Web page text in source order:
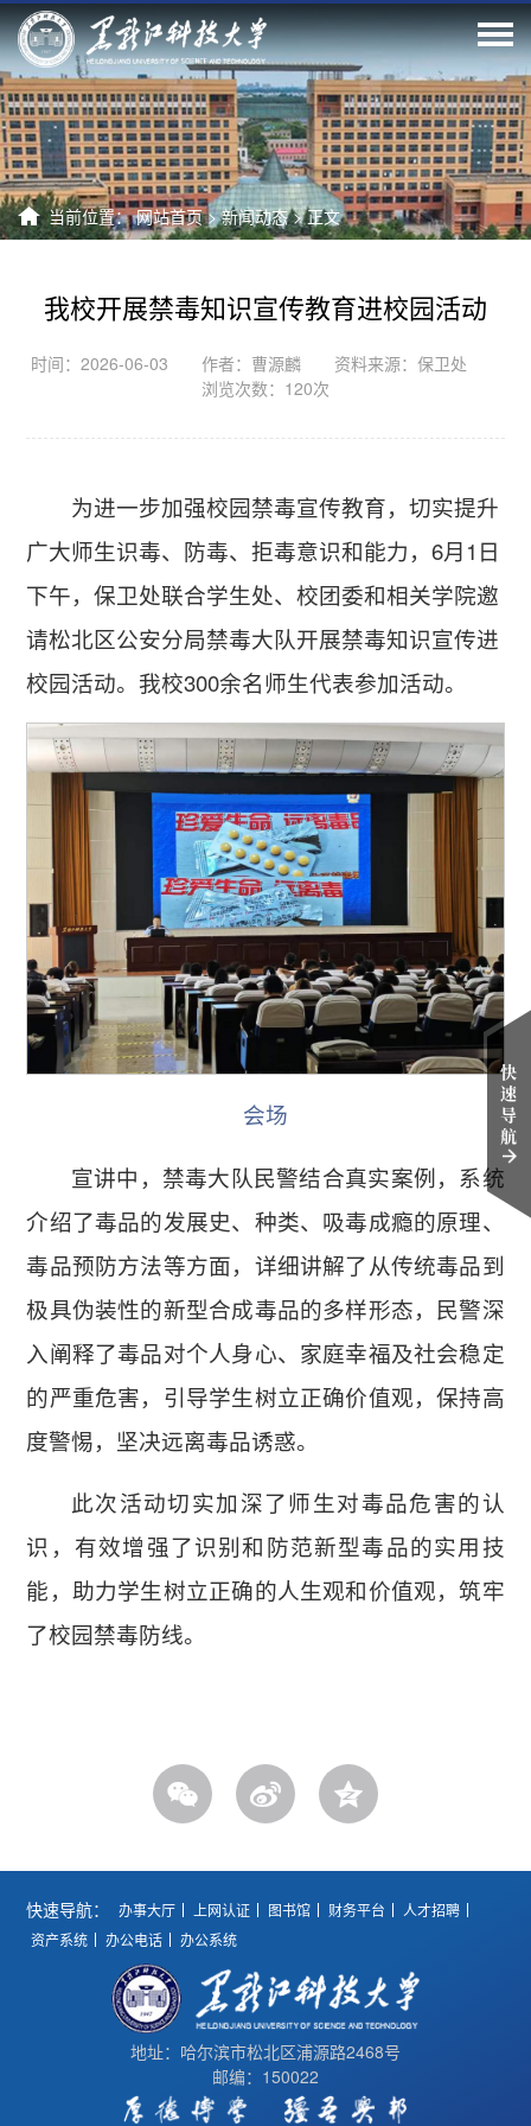
当前位置：网站首页>新闻动态>正文
我校开展禁毒知识宣传教育进校园活动
时间：2026-06-03 作者：曹源麟 资料来源：保卫处
浏览次数： 120次
为进一步加强校园禁毒宣传教育，切实提升
广大师生识毒、防毒、拒毒意识和能力，6月1日
下午，保卫处联合学生处、校团委和相关学院邀
请松北区公安分局禁毒大队开展禁毒知识宣传进
校园活动。我校300余名师生代表参加活动。
会场
宣讲中，禁毒大队民警结合真实案例，系统
介绍了毒品的发展史、种类、吸毒成瘾的原理、
毒品预防方法等方面，详细讲解了从传统毒品到
极具伪装性的新型合成毒品的多样形态，民警深
入阐释了毒品对个人身心、家庭幸福及社会稳定
的严重危害，引导学生树立正确价值观，保持高
度警惕，坚决远离毒品诱惑。
此次活动切实加深了师生对毒品危害的认
识，有效增强了识别和防范新型毒品的实用技
能，助力学生树立正确的人生观和价值观，筑牢
了校园禁毒防线。
快速导航： 办事大厅 上网认证 图书馆 财务平台
人才招聘
资产系统
办公电话 办公系统
地址：哈尔滨市松北区浦源路2468号
邮编：150022
快
速
导
航